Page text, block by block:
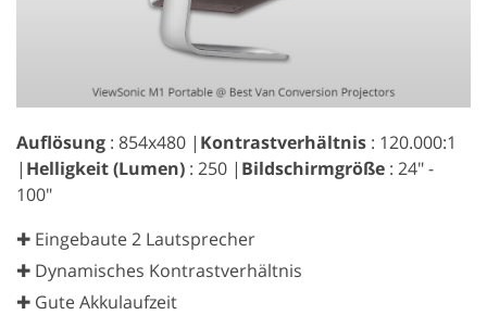
Auflösung : 854x480 | Kontrastverhältnis : 120.000:1
| Helligkeit (Lumen) : 250 | Bildschirmgröße : 24" -
100"
✚ Eingebaute 2 Lautsprecher
✚ Dynamisches Kontrastverhältnis
✚ Gute Akkulaufzeit